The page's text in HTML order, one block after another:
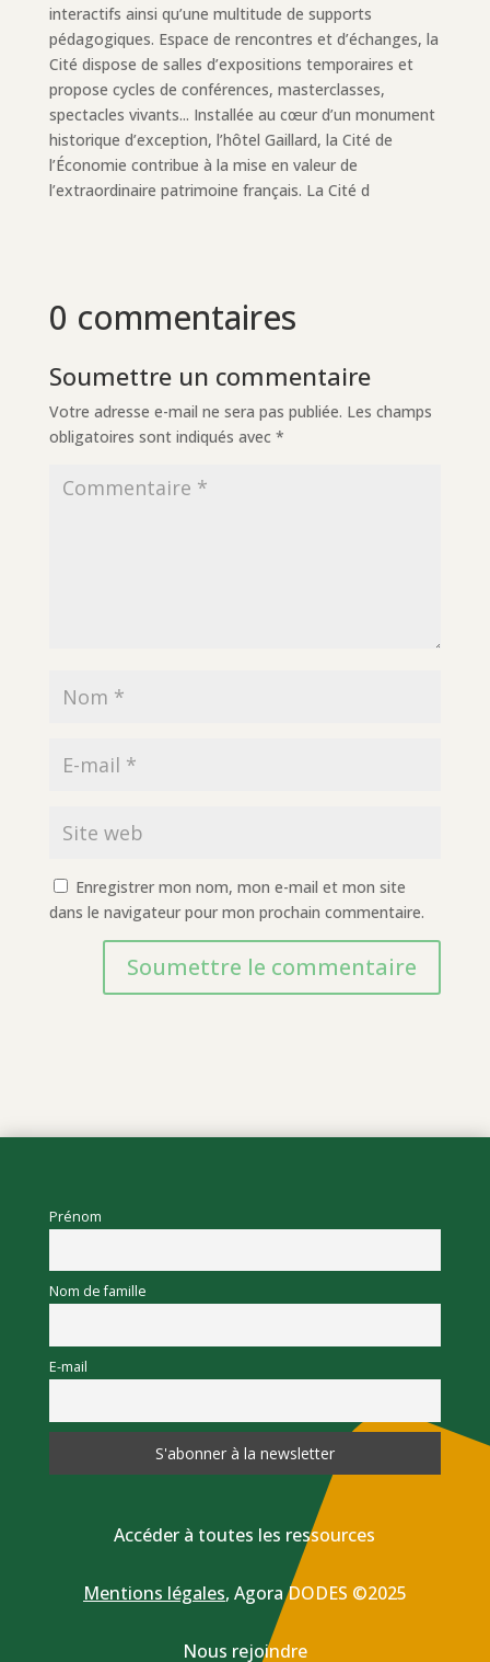
interactifs ainsi qu’une multitude de supports
pédagogiques. Espace de rencontres et d’échanges, la
Cité dispose de salles d’expositions temporaires et
propose cycles de conférences, masterclasses,
spectacles vivants... Installée au cœur d’un monument
historique d’exception, l’hôtel Gaillard, la Cité de
l’Économie contribue à la mise en valeur de
l’extraordinaire patrimoine français. La Cité d
0 commentaires
Soumettre un commentaire
Votre adresse e-mail ne sera pas publiée. Les champs
obligatoires sont indiqués avec *
Enregistrer mon nom, mon e-mail et mon site
dans le navigateur pour mon prochain commentaire.
Soumettre le commentaire
Prénom
Nom de famille
E-mail
Accéder à toutes les ressources
Mentions légales, Agora DODES ©2025
Nous rejoindre